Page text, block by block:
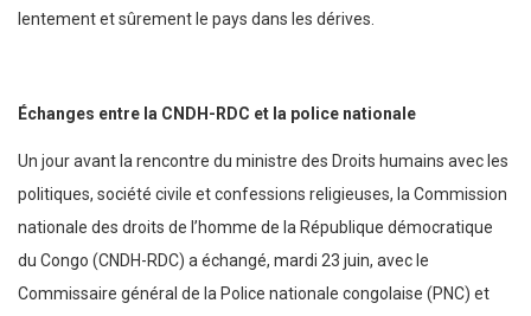
lentement et sûrement le pays dans les dérives.
Échanges entre la CNDH-RDC et la police nationale
Un jour avant la rencontre du ministre des Droits humains avec les
politiques, société civile et confessions religieuses, la Commission
nationale des droits de l’homme de la République démocratique
du Congo (CNDH-RDC) a échangé, mardi 23 juin, avec le
Commissaire général de la Police nationale congolaise (PNC) et